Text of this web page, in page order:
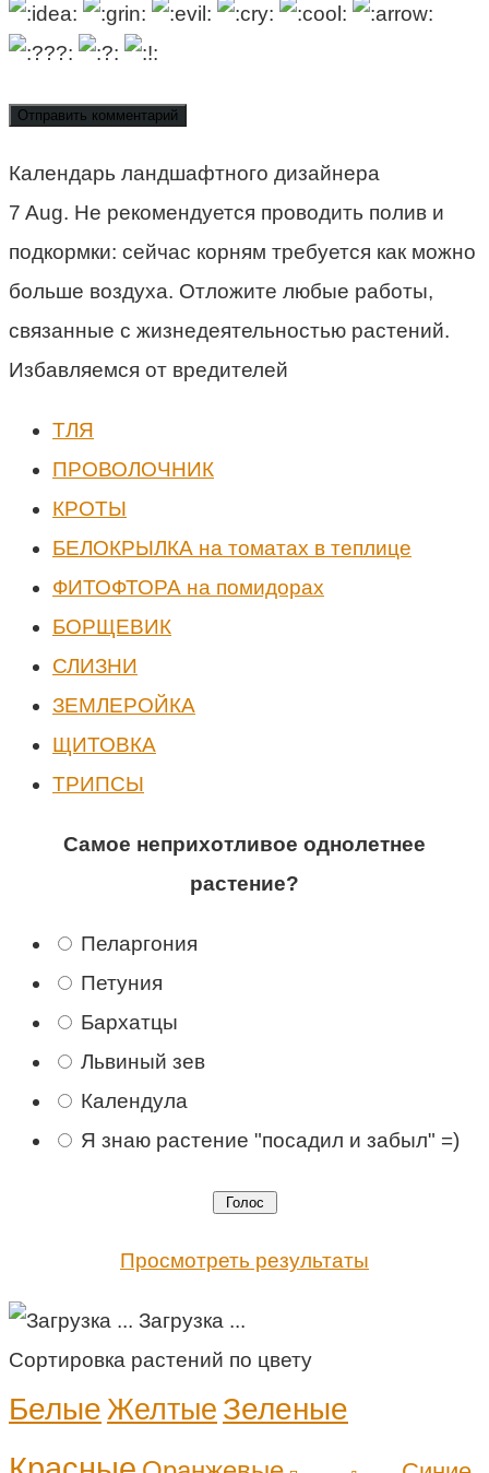
Календарь ландшафтного дизайнера
7 Aug. Не рекомендуется проводить полив и
подкормки: сейчас корням требуется как можно
больше воздуха. Отложите любые работы,
связанные с жизнедеятельностью растений.
Избавляемся от вредителей
ТЛЯ
ПРОВОЛОЧНИК
КРОТЫ
БЕЛОКРЫЛКА на томатах в теплице
ФИТОФТОРА на помидорах
БОРЩЕВИК
СЛИЗНИ
ЗЕМЛЕРОЙКА
ЩИТОВКА
ТРИПСЫ
Самое неприхотливое однолетнее
растение?
Пеларгония
Петуния
Бархатцы
Львиный зев
Календула
Я знаю растение "посадил и забыл" =)
Просмотреть результаты
Загрузка ...
Сортировка растений по цвету
Белые Желтые Зеленые